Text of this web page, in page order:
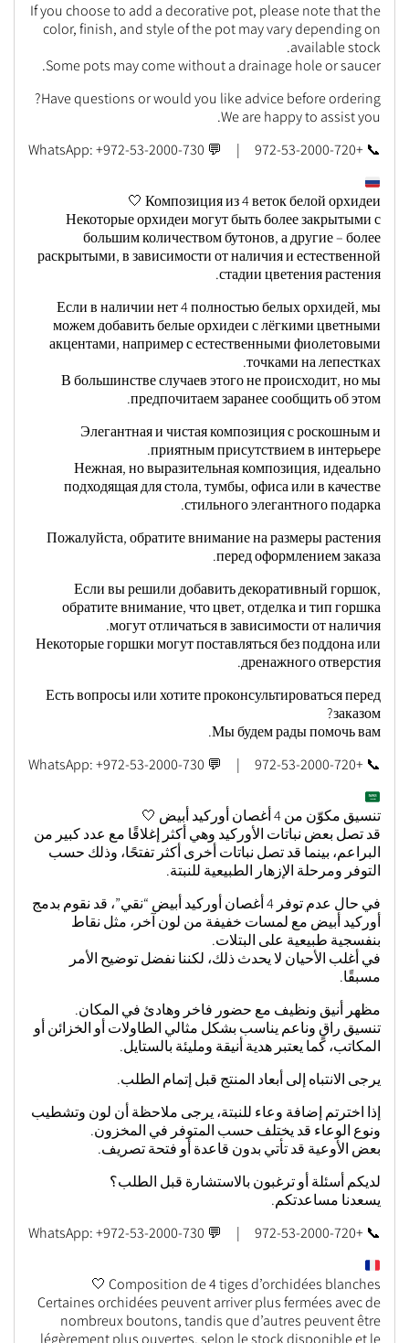
If you choose to add a decorative pot, please note that the
color, finish, and style of the pot may vary depending on
available stock.
Some pots may come without a drainage hole or saucer.
Have questions or would you like advice before ordering?
We are happy to assist you.
📞 +972-53-2000-720 | 💬 WhatsApp: +972-53-2000-730
Композиция из 4 веток белой орхидеи 🤍
Некоторые орхидеи могут быть более закрытыми с
большим количеством бутонов, а другие – более
раскрытыми, в зависимости от наличия и естественной
стадии цветения растения.
Если в наличии нет 4 полностью белых орхидей, мы
можем добавить белые орхидеи с лёгкими цветными
акцентами, например с естественными фиолетовыми
точками на лепестках.
В большинстве случаев этого не происходит, но мы
предпочитаем заранее сообщить об этом.
Элегантная и чистая композиция с роскошным и
приятным присутствием в интерьере.
Нежная, но выразительная композиция, идеально
подходящая для стола, тумбы, офиса или в качестве
стильного элегантного подарка.
Пожалуйста, обратите внимание на размеры растения
перед оформлением заказа.
Если вы решили добавить декоративный горшок,
обратите внимание, что цвет, отделка и тип горшка
могут отличаться в зависимости от наличия.
Некоторые горшки могут поставляться без поддона или
дренажного отверстия.
Есть вопросы или хотите проконсультироваться перед
заказом?
Мы будем рады помочь вам.
📞 +972-53-2000-720 | 💬 WhatsApp: +972-53-2000-730
تنسيق مكوّن من 4 أغصان أوركيد أبيض 🤍
قد تصل بعض نباتات الأوركيد وهي أكثر إغلاقًا مع عدد كبير من
البراعم، بينما قد تصل نباتات أخرى أكثر تفتحًا، وذلك حسب
التوفر ومرحلة الإزهار الطبيعية للنبتة.
في حال عدم توفر 4 أغصان أوركيد أبيض “نقي”، قد نقوم بدمج
أوركيد أبيض مع لمسات خفيفة من لون آخر، مثل نقاط
بنفسجية طبيعية على البتلات.
في أغلب الأحيان لا يحدث ذلك، لكننا نفضل توضيح الأمر
مسبقًا.
مظهر أنيق ونظيف مع حضور فاخر وهادئ في المكان.
تنسيق راقٍ وناعم يناسب بشكل مثالي الطاولات أو الخزائن أو
المكاتب، كما يعتبر هدية أنيقة ومليئة بالستايل.
يرجى الانتباه إلى أبعاد المنتج قبل إتمام الطلب.
إذا اخترتم إضافة وعاء للنبتة، يرجى ملاحظة أن لون وتشطيب
ونوع الوعاء قد يختلف حسب المتوفر في المخزون.
بعض الأوعية قد تأتي بدون قاعدة أو فتحة تصريف.
لديكم أسئلة أو ترغبون بالاستشارة قبل الطلب؟
يسعدنا مساعدتكم.
📞 +972-53-2000-720 | 💬 WhatsApp: +972-53-2000-730
Composition de 4 tiges d’orchidées blanches 🤍
Certaines orchidées peuvent arriver plus fermées avec de
nombreux boutons, tandis que d’autres peuvent être
légèrement plus ouvertes, selon le stock disponible et le